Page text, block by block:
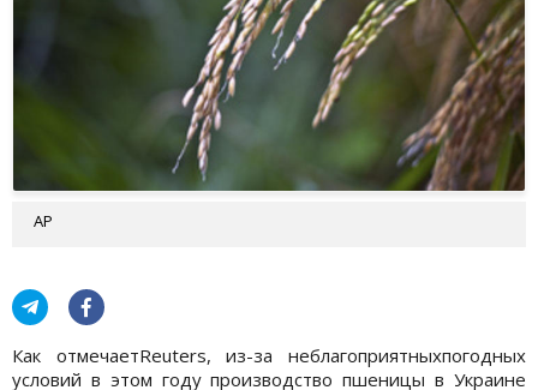
AP
Как отмечаетReuters, из-за неблагоприятныхпогодных
условий в этом году производство пшеницы в Украине